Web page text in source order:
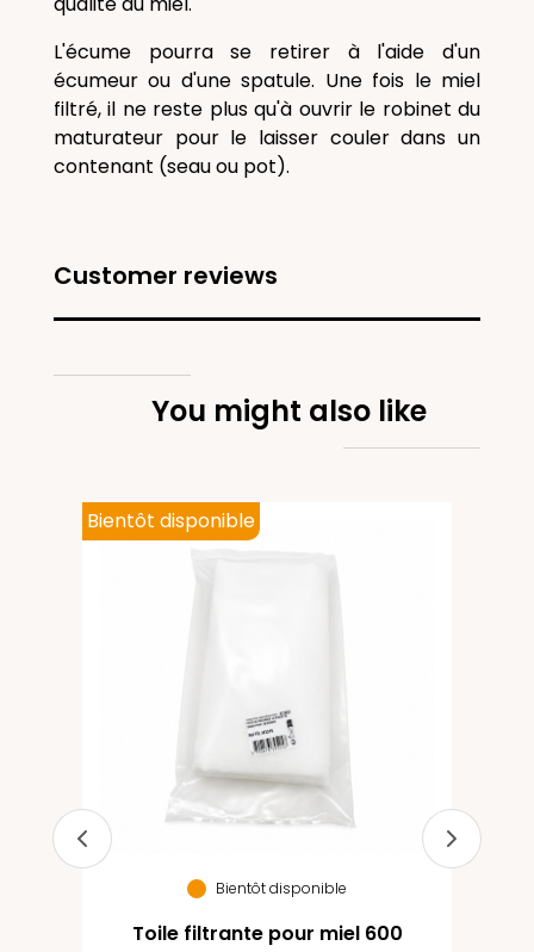
L'écume pourra se retirer à l'aide d'un
écumeur ou d'une spatule. Une fois le miel
filtré, il ne reste plus qu'à ouvrir le robinet du
maturateur pour le laisser couler dans un
contenant (seau ou pot).
Customer reviews
You might also like
Bientôt disponible
Toile filtrante pour miel 600
Bientôt disponible